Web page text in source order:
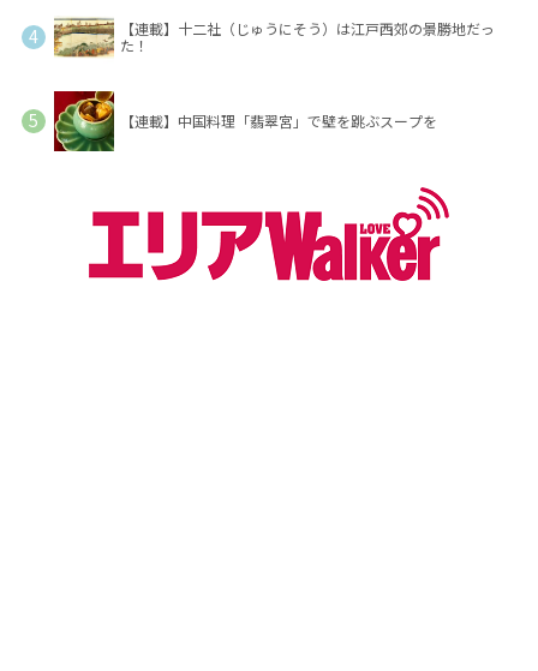
【連載】十二社（じゅうにそう）は江戸西郊の景勝地だっ
た！
【連載】中国料理「翡翠宮」で壁を跳ぶスープを